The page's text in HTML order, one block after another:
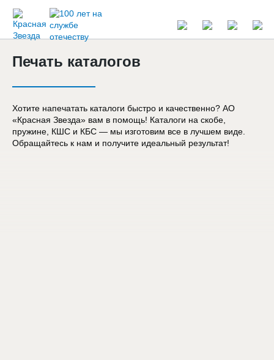
Печать каталогов
Хотите напечатать каталоги быстро и качественно? АО
«Красная Звезда» вам в помощь! Каталоги на скобе,
пружине, КШС и КБС — мы изготовим все в лучшем виде.
Обращайтесь к нам и получите идеальный результат!